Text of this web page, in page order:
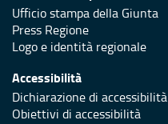
Ufficio stampa della Giunta
Press Regione
Logo e identità regionale
Accessibilità
Dichiarazione di accessibilità
Obiettivi di accessibilità